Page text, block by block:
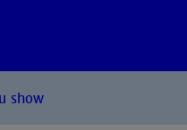
show